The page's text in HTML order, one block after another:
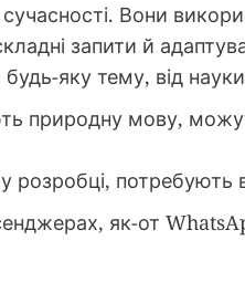
Вони
запити й
яку тему, від
природну мову,
розробці, потребують
як-от